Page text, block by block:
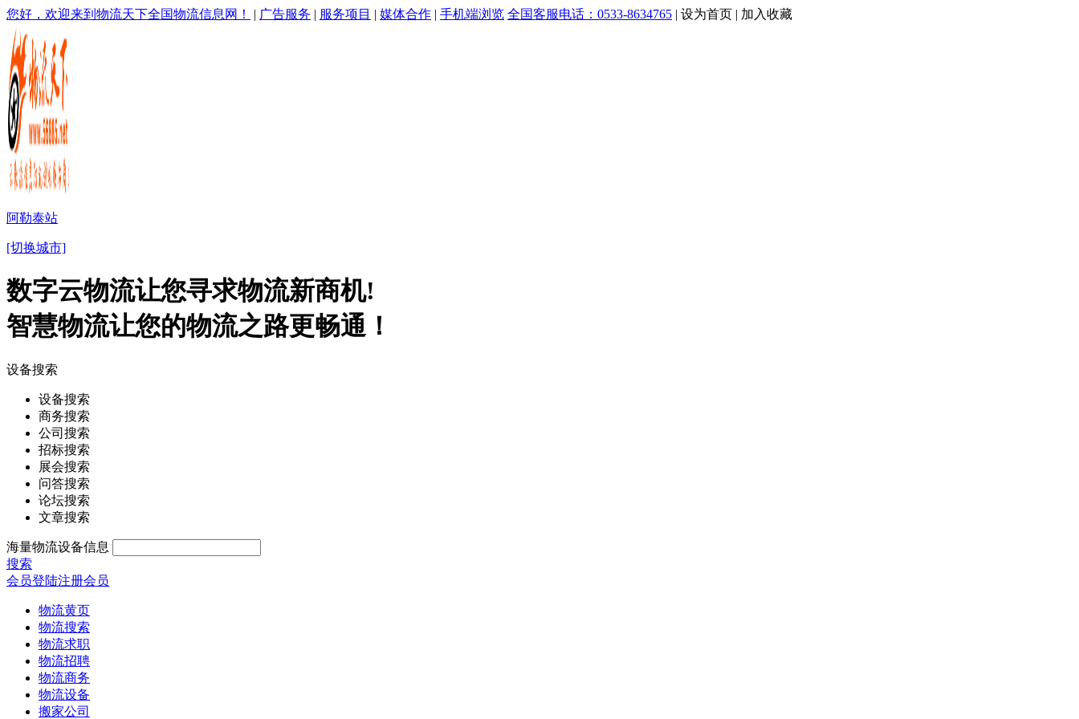
您好，欢迎来到物流天下全国物流信息网！ | 广告服务 | 服务项目 | 媒体合作 | 手机端浏览 全国客服电话：0533-8634765 | 设为首页 | 加入收藏
阿勒泰站
[切换城市]
数字云物流让您寻求物流新商机!
智慧物流让您的物流之路更畅通！
设备搜索
设备搜索
商务搜索
公司搜索
招标搜索
展会搜索
问答搜索
论坛搜索
文章搜索
海量物流设备信息
搜索
会员登陆注册会员
物流黄页
物流搜索
物流求职
物流招聘
物流商务
物流设备
搬家公司